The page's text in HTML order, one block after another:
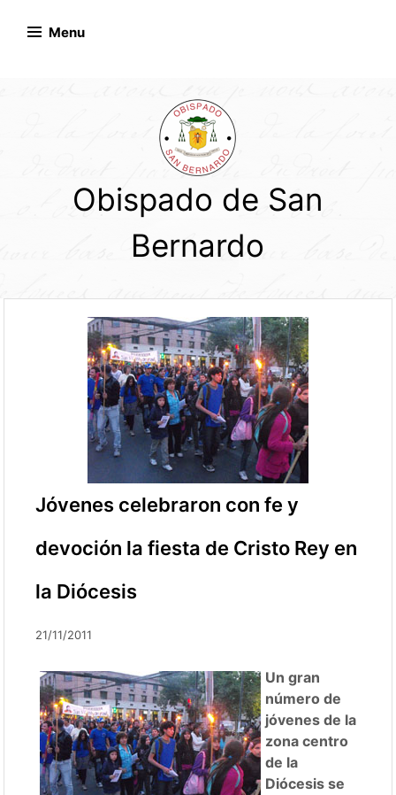
Menu
Obispado de San
Bernardo
Jóvenes celebraron con fe y
devoción la fiesta de Cristo Rey en
la Diócesis
21/11/2011
Un gran
número de
jóvenes de la
zona centro
de la
Diócesis se